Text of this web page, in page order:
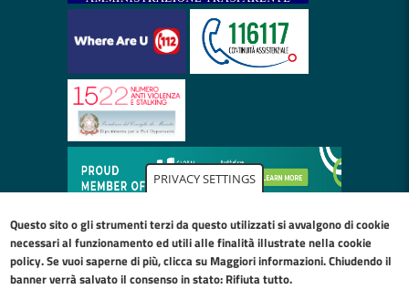
PRIVACY SETTINGS
Questo sito o gli strumenti terzi da questo utilizzati si avvalgono di cookie
necessari al funzionamento ed utili alle finalità illustrate nellacookie
policy. Se vuoi saperne di più, clicca su Maggiori informazioni. Chiudendo il
banner verrà salvato il consenso in stato: Rifiuta tutto.